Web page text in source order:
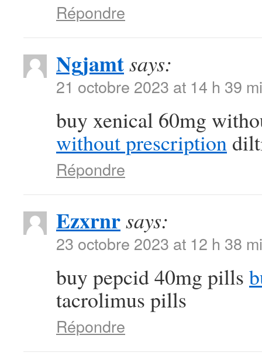
Répondre
Ngjamtsays:
21 octobre 2023 at 14 h 39
buy xenical 60mg
without prescription
Répondre
Ezxrnrsays:
23 octobre 2023 at 12 h 38
buy pepcid 40mg pills
tacrolimus pills
Répondre